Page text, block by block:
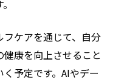
ケアを通じて、自分
康を向上させること
予定です。AIやデー